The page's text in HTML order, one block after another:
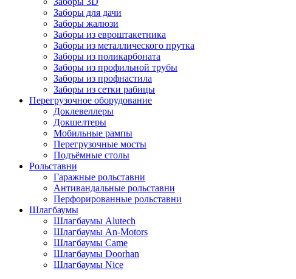
Заборы для дачи
Заборы жалюзи
Заборы из евроштакетника
Заборы из металлического прутка
Заборы из поликарбоната
Заборы из профильной трубы
Заборы из профнастила
Заборы из сетки рабицы
Перегрузочное оборудование
Доклевеллеры
Докшелтеры
Мобильные рампы
Перегрузочные мосты
Подъёмные столы
Рольставни
Гаражные рольставни
Антивандальные рольставни
Перфорированные рольставни
Шлагбаумы
Шлагбаумы Alutech
Шлагбаумы An-Motors
Шлагбаумы Came
Шлагбаумы Doorhan
Шлагбаумы Nice